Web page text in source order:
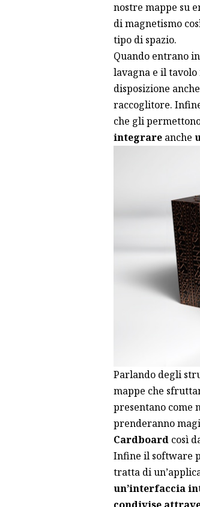
nostre mappe su
di magnetismo
tipo di spazio.
Quando entrano
lavagna e il tavolo
disposizione anche
raccoglitore.
che gli
integrareanche
Parlando degli
mappe che
presentano come
prenderanno
Cardboardcosì
Infine il software
tratta di
un’interfaccia